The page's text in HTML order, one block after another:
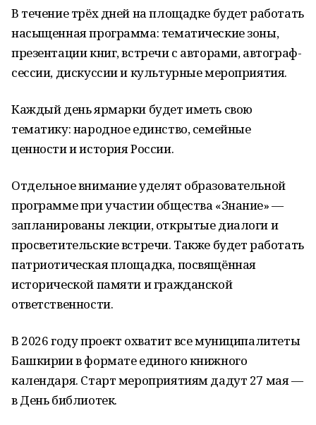
В течение трёх дней на площадке будет работать
насыщенная программа: тематические зоны,
презентации книг, встречи с авторами, автограф-
сессии, дискуссии и культурные мероприятия.
Каждый день ярмарки будет иметь свою
тематику: народное единство, семейные
ценности и история России.
Отдельное внимание уделят образовательной
программе при участии общества «Знание» —
запланированы лекции, открытые диалоги и
просветительские встречи. Также будет работать
патриотическая площадка, посвящённая
исторической памяти и гражданской
ответственности.
В 2026 году проект охватит все муниципалитеты
Башкирии в формате единого книжного
календаря. Старт мероприятиям дадут 27 мая —
в День библиотек.